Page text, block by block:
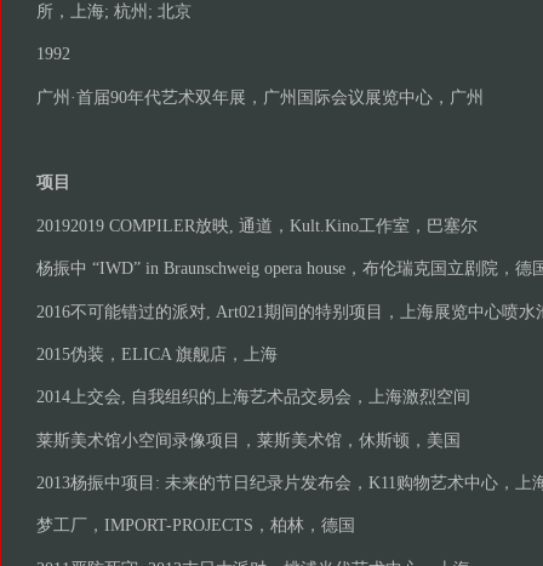
所，上海; 杭州; 北京
1992
广州·首届90年代艺术双年展，广州国际会议展览中心，广州
项目
20192019 COMPILER放映, 通道，Kult.Kino工作室，巴塞尔
杨振中 “IWD” in Braunschweig opera house，布伦瑞克国立剧院，德
2016不可能错过的派对, Art021期间的特别项目，上海展览中心喷水
2015伪装，ELICA 旗舰店，上海
2014上交会, 自我组织的上海艺术品交易会，上海激烈空间
莱斯美术馆小空间录像项目，莱斯美术馆，休斯顿，美国
2013杨振中项目: 未来的节日纪录片发布会，K11购物艺术中心，上
梦工厂，IMPORT-PROJECTS，柏林，德国